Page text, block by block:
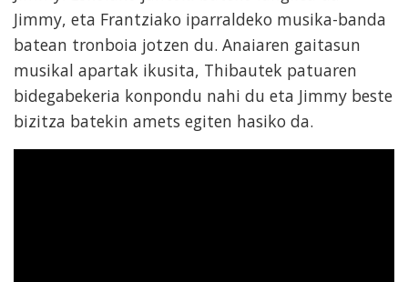
Jimmy, eta Frantziako iparraldeko musika-banda
batean tronboia jotzen du. Anaiaren gaitasun
musikal apartak ikusita, Thibautek patuaren
bidegabekeria konpondu nahi du eta Jimmy beste
bizitza batekin amets egiten hasiko da.